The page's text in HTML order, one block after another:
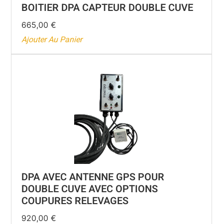
BOITIER DPA CAPTEUR DOUBLE CUVE
665,00€
Ajouter Au Panier
DPA AVEC ANTENNE GPS POUR
DOUBLE CUVE AVEC OPTIONS
COUPURES RELEVAGES
920,00€